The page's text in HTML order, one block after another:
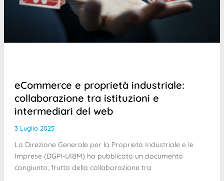
eCommerce e proprietà industriale:
collaborazione tra istituzioni e
intermediari del web
3 Luglio 2025
La Direzione Generale per la Proprietà Industriale e le
Imprese (DGPI-UIBM) ha pubblicato un documento
congiunto, frutto della collaborazione tra